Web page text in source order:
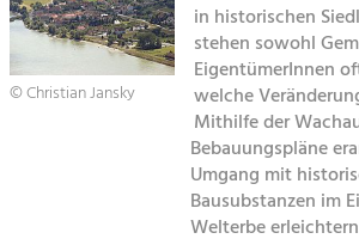
Kirchen am Fluss
Suche
Tourismus
Angebotsentwicklung und
Positionierung.
Kunst & Kultur
Handwerk, Wissenschaft und Forschung.
© Christian Jansky
in historischen
stehen sowohl
EigentümerInnen
welche
Mithilfe der
Bebauungspläne
Umgang mit
Bausubstanzen im
Welterbe